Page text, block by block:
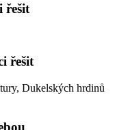
řešit
řešit
Dukelských hrdinů